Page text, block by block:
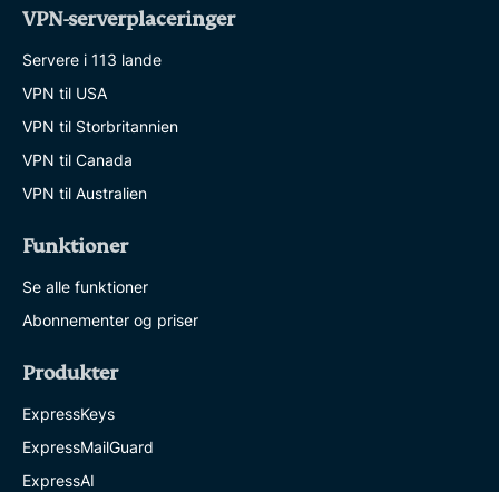
VPN-serverplaceringer
Servere i 113 lande
VPN til USA
VPN til Storbritannien
VPN til Canada
VPN til Australien
Funktioner
Se alle funktioner
Abonnementer og priser
Produkter
ExpressKeys
ExpressMailGuard
ExpressAI